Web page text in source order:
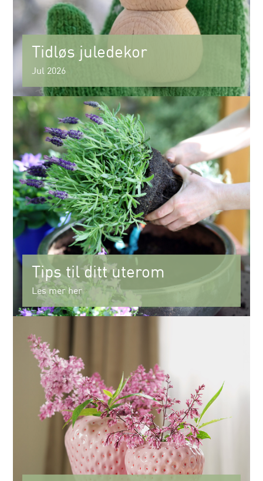
Tidløs juledekor
Jul 2026
Tips til ditt uterom
Les mer her